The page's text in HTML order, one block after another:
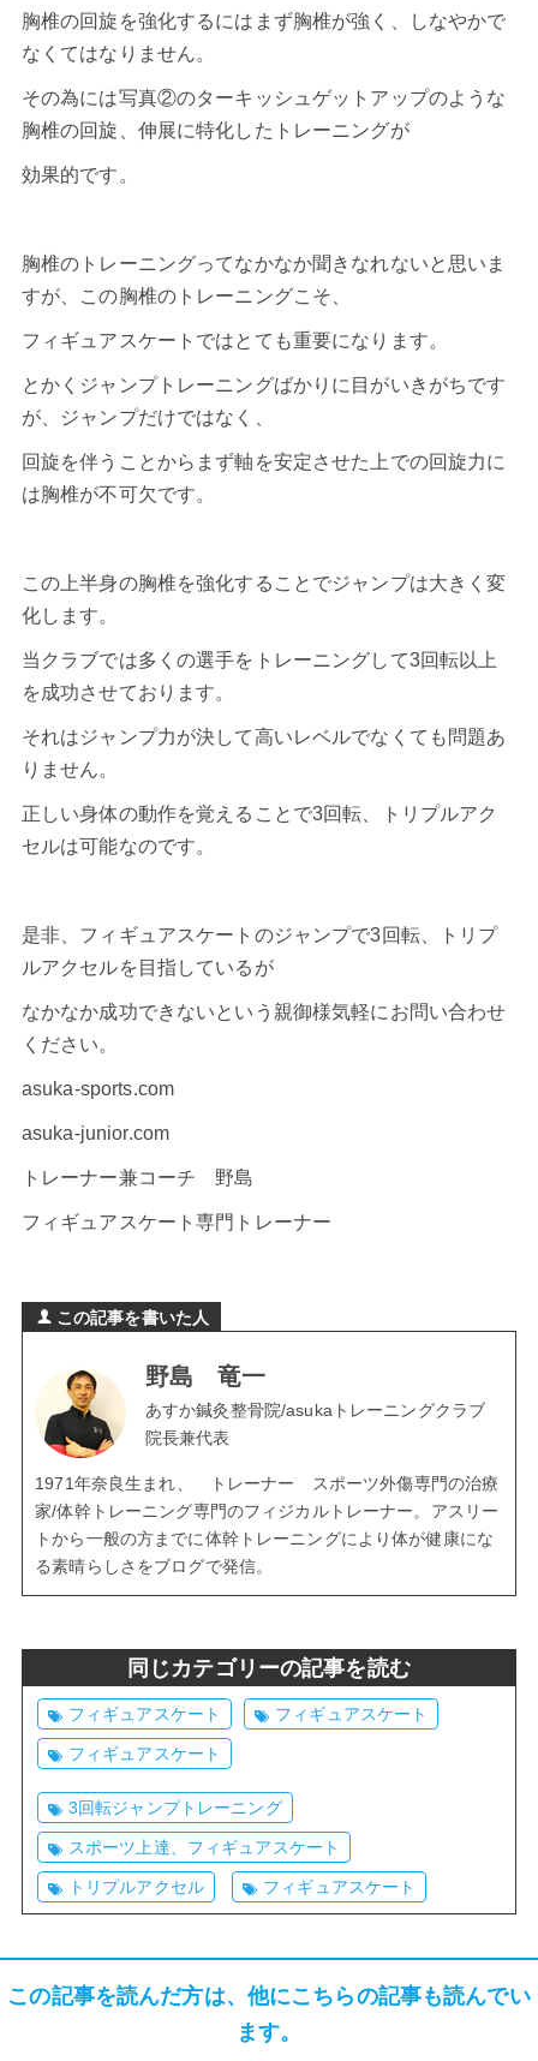
胸椎の回旋を強化するにはまず胸椎が強く、しなやかで
なくてはなりません。
その為には写真②のターキッシュゲットアップのような
胸椎の回旋、伸展に特化したトレーニングが
効果的です。
胸椎のトレーニングってなかなか聞きなれないと思いま
すが、この胸椎のトレーニングこそ、
フィギュアスケートではとても重要になります。
とかくジャンプトレーニングばかりに目がいきがちです
が、ジャンプだけではなく、
回旋を伴うことからまず軸を安定させた上での回旋力に
は胸椎が不可欠です。
この上半身の胸椎を強化することでジャンプは大きく変
化します。
当クラブでは多くの選手をトレーニングして3回転以上
を成功させております。
それはジャンプ力が決して高いレベルでなくても問題あ
りません。
正しい身体の動作を覚えることで3回転、トリプルアク
セルは可能なのです。
是非、フィギュアスケートのジャンプで3回転、トリプ
ルアクセルを目指しているが
なかなか成功できないという親御様気軽にお問い合わせ
ください。
asuka-sports.com
asuka-junior.com
トレーナー兼コーチ 野島
フィギュアスケート専門トレーナー
この記事を書いた人
野島 竜一
あすか鍼灸整骨院/asukaトレーニングクラブ
院長兼代表
1971年奈良生まれ、 トレーナー スポーツ外傷専門の治療
家/体幹トレーニング専門のフィジカルトレーナー。アスリー
トから一般の方までに体幹トレーニングにより体が健康にな
る素晴らしさをブログで発信。
同じカテゴリーの記事を読む
フィギュアスケート フィギュアスケート
フィギュアスケート
3回転ジャンプトレーニング
スポーツ上達、フィギュアスケート
トリプルアクセル フィギュアスケート
この記事を読んだ方は、他にこちらの記事も読んでい
ます。